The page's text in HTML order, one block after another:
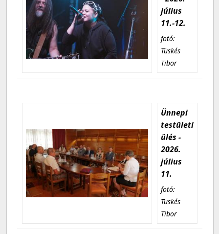
július
11.-12.
fotó:
Tüskés
Tibor
Ünnepi
testületi
ülés -
2026.
július
11.
fotó:
Tüskés
Tibor